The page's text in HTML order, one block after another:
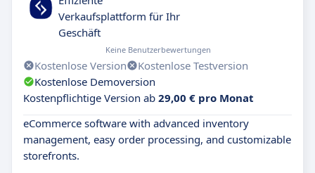
Verkaufsplattform für Ihr
Geschäft
Keine Benutzerbewertungen
Kostenlose Version
Kostenlose Testversion
Kostenlose Demoversion
Kostenpflichtige Version ab 29,00 € pro Monat
eCommerce software with advanced inventory
management, easy order processing, and customizable
storefronts.